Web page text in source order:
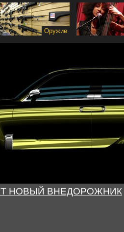
Оружие
НОВЫЙ ВНЕДОРОЖНИК